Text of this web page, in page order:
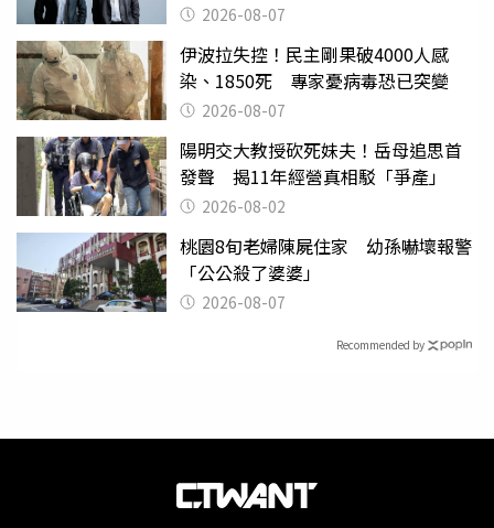
2026-08-07
伊波拉失控！民主剛果破4000人感
染、1850死 專家憂病毒恐已突變
2026-08-07
陽明交大教授砍死妹夫！岳母追思首
發聲 揭11年經營真相駁「爭產」
2026-08-02
桃園8旬老婦陳屍住家 幼孫嚇壞報警
「公公殺了婆婆」
2026-08-07
Recommended by